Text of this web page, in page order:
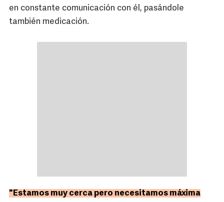
en constante comunicación con él, pasándole
también medicación.
"Estamos muy cerca pero necesitamos máxima